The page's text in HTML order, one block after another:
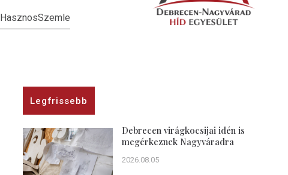
HasznosSzemle
Legfrissebb
Debrecen virágkocsijai idén is
megérkeznek Nagyváradra
2026.08.05